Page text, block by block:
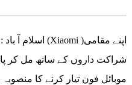
شراکت داروں کے ساتھ مل کر
موبائل فون تیار کرنے کا